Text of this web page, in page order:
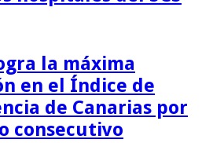
la máxima
en el Índice de
de Canarias por
consecutivo